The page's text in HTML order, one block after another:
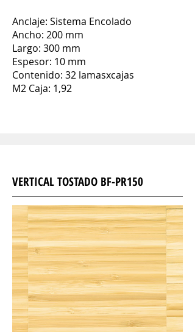
Anclaje: Sistema Encolado
Ancho: 200 mm
Largo: 300 mm
Espesor: 10 mm
Contenido: 32 lamasxcajas
M2 Caja: 1,92
VERTICAL TOSTADO BF-PR150